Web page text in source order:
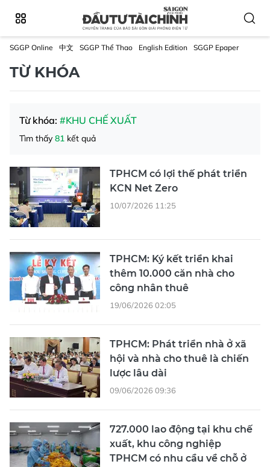
SGGP Online 中文 SGGP Thể Thao English Edition SGGP Epaper
TỪ KHÓA
Từ khóa: #KHU CHẾ XUẤT
Tìm thấy 81 kết quả
TPHCM có lợi thế phát triển
KCN Net Zero
10/07/2026 11:25
TPHCM: Ký kết triển khai
thêm 10.000 căn nhà cho
công nhân thuê
19/06/2026 02:05
TPHCM: Phát triển nhà ở xã
hội và nhà cho thuê là chiến
lược lâu dài
09/06/2026 09:36
727.000 lao động tại khu chế
xuất, khu công nghiệp
TPHCM có nhu cầu về chỗ ở